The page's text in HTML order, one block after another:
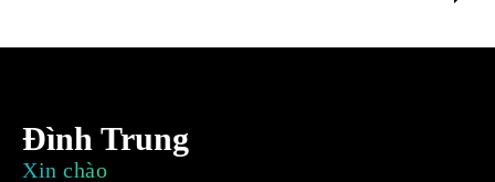
Đình Trung
Xin chào